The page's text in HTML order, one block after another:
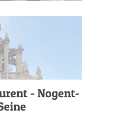
- Nogent-